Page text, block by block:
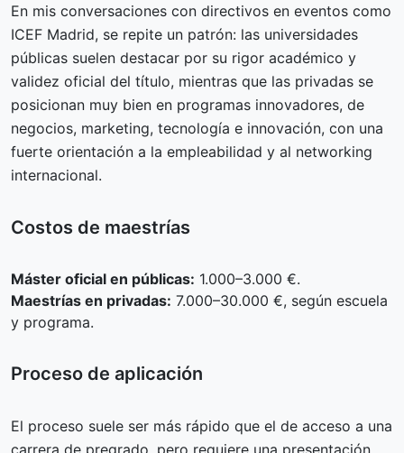
En mis conversaciones con directivos en eventos como
ICEF Madrid, se repite un patrón: las universidades
públicas suelen destacar por su rigor académico y
validez oficial del título, mientras que las privadas se
posicionan muy bien en programas innovadores, de
negocios, marketing, tecnología e innovación, con una
fuerte orientación a la empleabilidad y al networking
internacional.
Costos de maestrías
Máster oficial en públicas: 1.000–3.000 €.
Maestrías en privadas: 7.000–30.000 €, según escuela
y programa.
Proceso de aplicación
El proceso suele ser más rápido que el de acceso a una
carrera de pregrado, pero requiere una presentación